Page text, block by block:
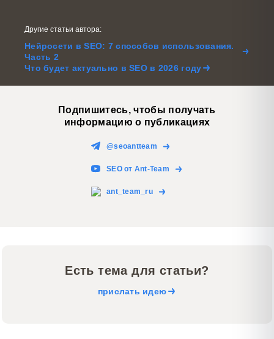
Другие статьи автора:
Нейросети в SEO: 7 способов использования.
Часть 2
Что будет актуально в SEO в 2026 году
Подпишитесь, чтобы получать
информацию о публикациях
@seoantteam
SEO от Ant-Team
ant_team_ru
Есть тема для статьи?
прислать идею